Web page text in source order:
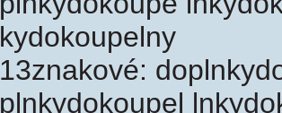
kydokoupelny
13znakové:
plnkydokoupel